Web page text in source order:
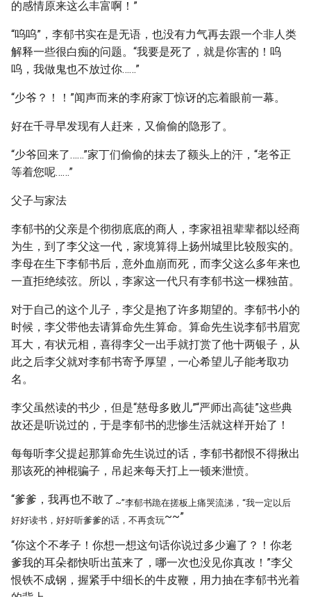
的感情原来这么丰富啊！”
“呜呜”，李郁书实在是无语，也没有力气再去跟一个非人类
解释一些很白痴的问题。“我要是死了，就是你害的！呜
呜，我做鬼也不放过你……”
“少爷？！！”闻声而来的李府家丁惊讶的忘着眼前一幕。
好在千寻早发现有人赶来，又偷偷的隐形了。
“少爷回来了……”家丁们偷偷的抹去了额头上的汗，“老爷正
等着您呢……”
父子与家法
李郁书的父亲是个彻彻底底的商人，李家祖祖辈辈都以经商
为生，到了李父这一代，家境算得上扬州城里比较殷实的。
李母在生下李郁书后，意外血崩而死，而李父这么多年来也
一直拒绝续弦。所以，李家这一代只有李郁书这一棵独苗。
对于自己的这个儿子，李父是抱了许多期望的。李郁书小的
时候，李父带他去请算命先生算命。算命先生说李郁书眉宽
耳大，有状元相，喜得李父一出手就打赏了他十两银子，从
此之后李父就对李郁书寄予厚望，一心希望儿子能考取功
名。
李父虽然读的书少，但是“慈母多败儿”“严师出高徒”这些典
故还是听说过的，于是李郁书的悲惨生活就这样开始了！
每每听李父提起那算命先生说过的话，李郁书都恨不得揪出
那该死的神棍骗子，吊起来每天打上一顿来泄愤。
“爹爹，我再也不敢了 ~”李郁书跪在搓板上痛哭流涕，“我一定以后
好好读书，好好听爹爹的话，不再贪玩~~”
“你这个不孝子！你想一想这句话你说过多少遍了？！你老
爹我的耳朵都快听出茧来了，哪一次也没见你真改！”李父
恨铁不成钢，握紧手中细长的牛皮鞭，用力抽在李郁书光着